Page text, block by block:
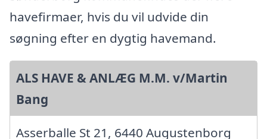
havefirmaer, hvis du vil udvide din
søgning efter en dygtig havemand.
ALS HAVE & ANLÆG M.M. v/Martin
Bang
Asserballe St 21, 6440 Augustenborg